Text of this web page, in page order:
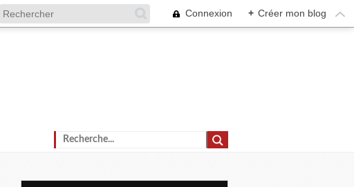
Connexion + Créer mon blog